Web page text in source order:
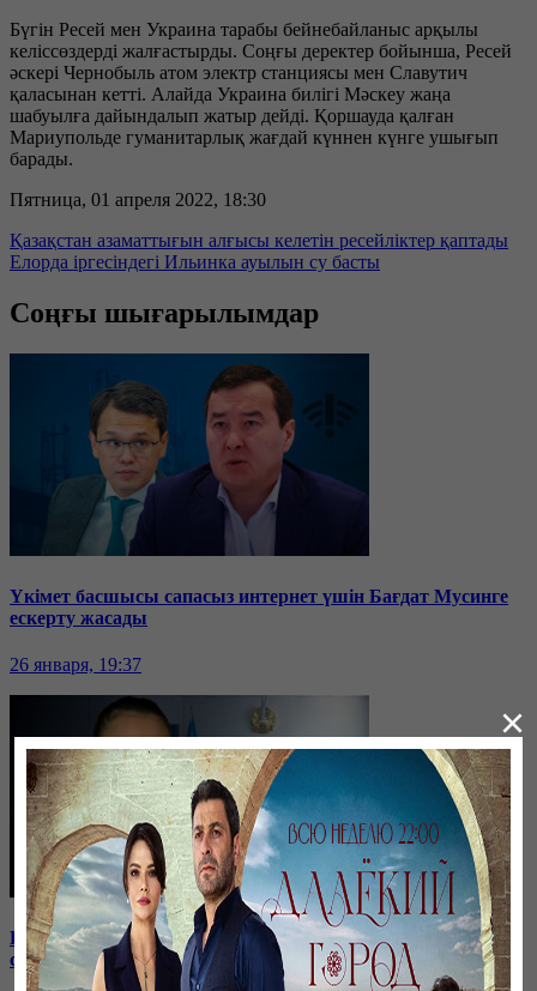
Бүгін Ресей мен Украина тарабы бейнебайланыс арқылы
келіссөздерді жалғастырды. Соңғы деректер бойынша, Ресей
әскері Чернобыль атом электр станциясы мен Славутич
қаласынан кетті. Алайда Украина билігі Мәскеу жаңа
шабуылға дайындалып жатыр дейді. Қоршауда қалған
Мариупольде гуманитарлық жағдай күннен күнге ушығып
барады.
Пятница, 01 апреля 2022, 18:30
Қазақстан азаматтығын алғысы келетін ресейліктер қаптады
Елорда іргесіндегі Ильинка ауылын су басты
Соңғы шығарылымдар
Үкімет басшысы сапасыз интернет үшін Бағдат Мусинге
ескерту жасады
26 января, 19:37
Бірнеше отбасын алдаған туристік фирма директоры
сотталып жатыр
×